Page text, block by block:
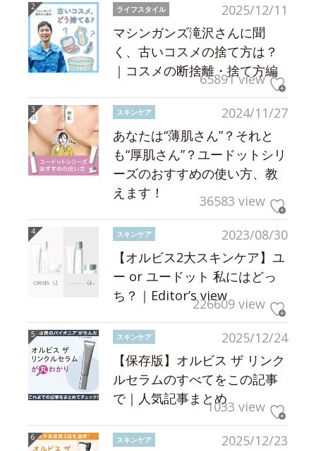
2025/12/11
ライフスタイル
マシンガンズ滝沢さんに聞
く、古いコスメの捨て方は？
｜コスメの断捨離・捨て方編
65891 view
2024/11/27
スキンケア
あなたは“薄肌さん”？それと
も“厚肌さん”？ユードットシリ
ーズのおすすめの使い方、教
えます！
36583 view
2023/08/30
スキンケア
【オルビス2大スキンケア】ユ
ー or ユードット 私にはどっ
ち？｜Editor’s view226609 view
2025/12/24
スキンケア
【保存版】オルビス ザ リンク
ルセラムのすべてをこの記事
で｜人気記事まとめ1033 view
2025/12/23
スキンケア